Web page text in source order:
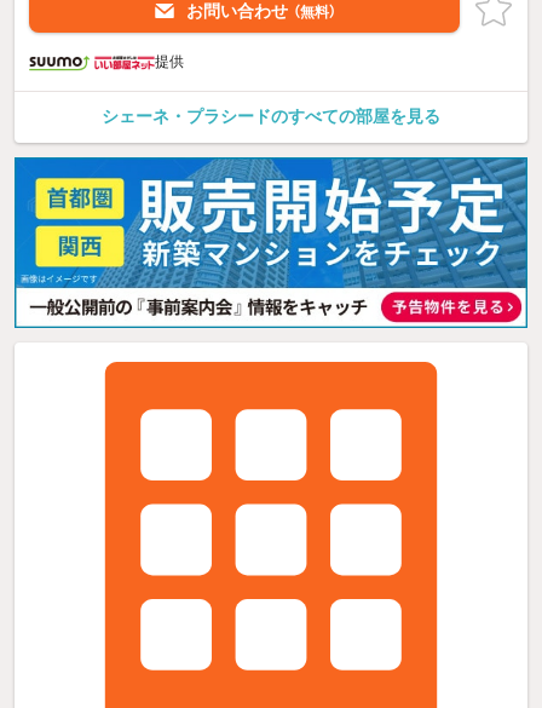
お問い合わせ （無料）
提供
シェーネ・プラシードのすべての部屋を見る